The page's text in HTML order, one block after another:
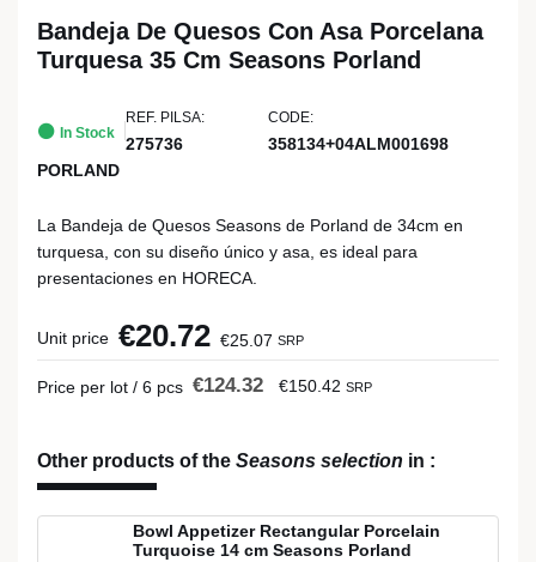
Bandeja De Quesos Con Asa Porcelana
Turquesa 35 Cm Seasons Porland
In Stock
REF. PILSA:
275736
CODE:
358134+04ALM001698
PORLAND
La Bandeja de Quesos Seasons de Porland de 34cm en
turquesa, con su diseño único y asa, es ideal para
presentaciones en HORECA.
Unit price €20.72 €25.07 SRP
Price per lot / 6 pcs €124.32 €150.42 SRP
Other products of the Seasons selection in :
Bowl Appetizer Rectangular Porcelain
Turquoise 14 cm Seasons Porland